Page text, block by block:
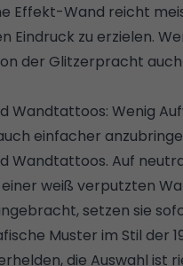
Effekt-Wand reicht
Eindruck zu erzielen.
der Glitzerpracht
Wandtattoos: Wenig
einfacher
Wandtattoos. Auf
weiß verputzten
setzen sie
Muster im Stil der
die Auswahl ist